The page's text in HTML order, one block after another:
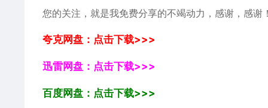
您的关注，就是我免费分享的不竭动力，感谢，感谢
夸克网盘：点击下载>>>
迅雷网盘：点击下载>>>
百度网盘：点击下载>>>